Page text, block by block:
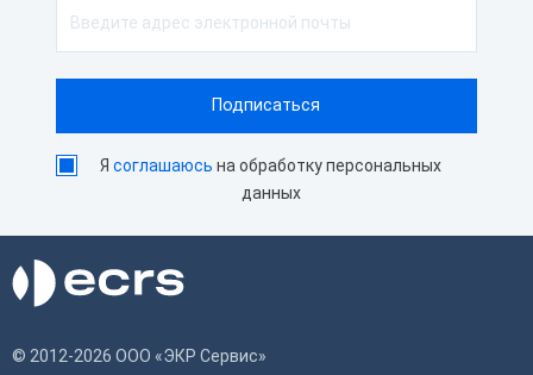
Ясоглашаюсь на обработку персональных
данных
© 2012-2026 ООО «ЭКР Сервис»